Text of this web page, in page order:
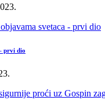
prvi dio